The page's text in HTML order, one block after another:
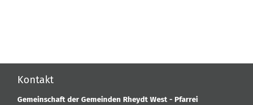
Kontakt
Gemeinschaft der Gemeinden Rheydt West - Pfarrei